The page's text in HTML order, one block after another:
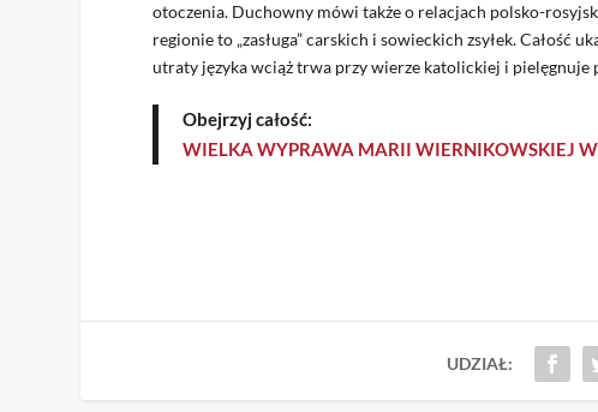
otoczenia. Duchowny mówi także o relacjach polsko-
regionie to „zasługa” carskich i sowieckich zsyłek. Całość
utraty języka wciąż trwa przy wierze katolickiej i pielęgnuje
Obejrzyj całość:
WIELKA WYPRAWA MARII WIERNIKOWSKIEJ W
UDZIAŁ: